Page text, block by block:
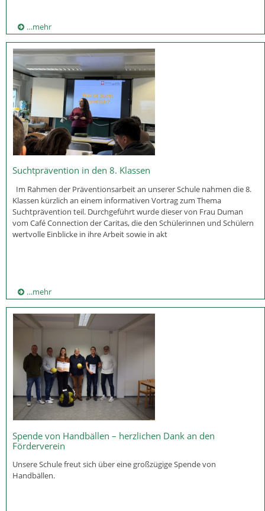
…mehr
Suchtprävention in den 8. Klassen
Im Rahmen der Präventionsarbeit an unserer Schule nahmen die 8.
Klassen kürzlich an einem informativen Vortrag zum Thema
Suchtprävention teil. Durchgeführt wurde dieser von Frau Duman
vom Café Connection der Caritas, die den Schülerinnen und Schülern
wertvolle Einblicke in ihre Arbeit sowie in akt
…mehr
Spende von Handbällen – herzlichen Dank an den
Förderverein
Unsere Schule freut sich über eine großzügige Spende von
Handbällen.